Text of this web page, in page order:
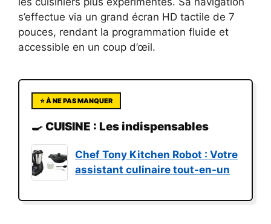
s’effectue via un grand écran HD tactile de 7
pouces, rendant la programmation fluide et
accessible en un coup d’œil.
⭐ À NE PAS MANQUER
🍳 CUISINE : Les indispensables
Chef Tony Kitchen Robot : Votre
assistant culinaire tout-en-un